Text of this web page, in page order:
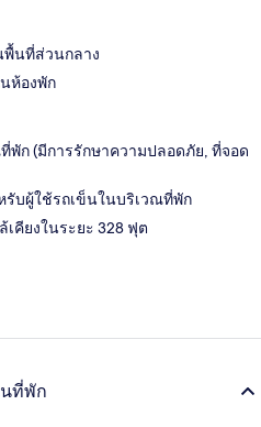
พื้นที่ส่วนกลาง
ห้องพัก
พัก (มีการรักษาความปลอดภัย, ที่จอด
บผู้ใช้รถเข็นในบริเวณที่พัก
คียงในระยะ 328 ฟุต
ที่พัก